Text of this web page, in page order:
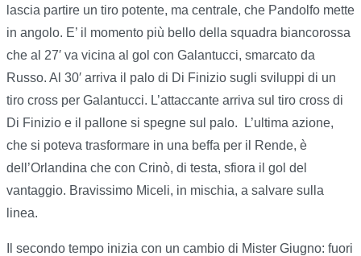
lascia partire un tiro potente, ma centrale, che Pandolfo mette
in angolo. E’ il momento più bello della squadra biancorossa
che al 27′ va vicina al gol con Galantucci, smarcato da
Russo. Al 30′ arriva il palo di Di Finizio sugli sviluppi di un
tiro cross per Galantucci. L’attaccante arriva sul tiro cross di
Di Finizio e il pallone si spegne sul palo. L’ultima azione,
che si poteva trasformare in una beffa per il Rende, è
dell’Orlandina che con Crinò, di testa, sfiora il gol del
vantaggio. Bravissimo Miceli, in mischia, a salvare sulla
linea.
Il secondo tempo inizia con un cambio di Mister Giugno: fuori